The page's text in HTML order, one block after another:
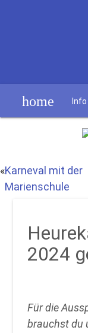
home Info
«Karneval mit der
Marienschule
2024
Für die
brauchst du